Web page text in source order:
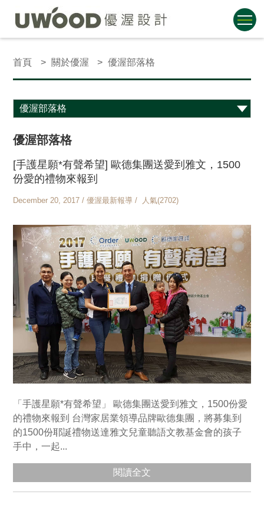
首頁 關於優渥 優渥部落格
優渥部落格
[手護星願*有聲希望] 歐德集團送愛到雅文，1500
份愛的禮物來報到
December 20, 2017 / 優渥最新報導 / 人氣(2702)
「手護星願*有聲希望」 歐德集團送愛到雅文，1500份愛
的禮物來報到 台灣家居業領導品牌歐德集團，將募集到
的1500份耶誕禮物送達雅文兒童聽語文教基金會的孩子
手中，一起...
閱讀全文